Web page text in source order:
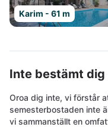
Karim - 61 m
Inte bestämt dig
Oroa dig inte, vi förstår
semesterbostaden inte
vi sammanställt en